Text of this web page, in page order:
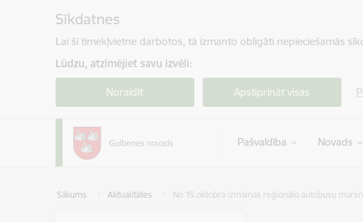
Sīkdatnes
Lai šī tīmekļvietne darbotos, tā izmanto obligāti nepieciešamās
Lūdzu, atzīmējiet savu izvēli:
Noraidīt Apstiprināt visas
Pašvaldība Novads
Sākums Aktualitātes No 15.oktobra izmaiņas reģionālo autobusu